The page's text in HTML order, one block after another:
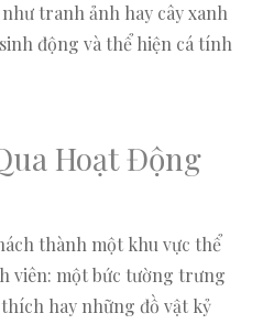
tranh ảnh hay cây xanh
động và thể hiện cá tính
Hoạt Động
thành một khu vực thể
viên: một bức tường trưng
hay những đồ vật kỷ